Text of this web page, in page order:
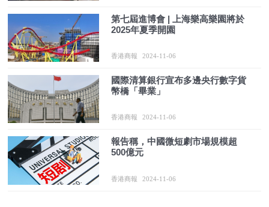
第七屆進博會 | 上海樂高樂園將於
2025年夏季開園
香港商報 2024-11-06
國際清算銀行宣布多邊央行數字貨
幣橋「畢業」
香港商報 2024-11-06
報告稱，中國微短劇市場規模超
500億元
香港商報 2024-11-06